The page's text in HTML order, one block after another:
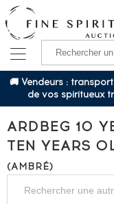
🚚 Vendeurs :
de vos spiritueux
ARDBEG 10
TEN YEARS
(AMBRÉ)